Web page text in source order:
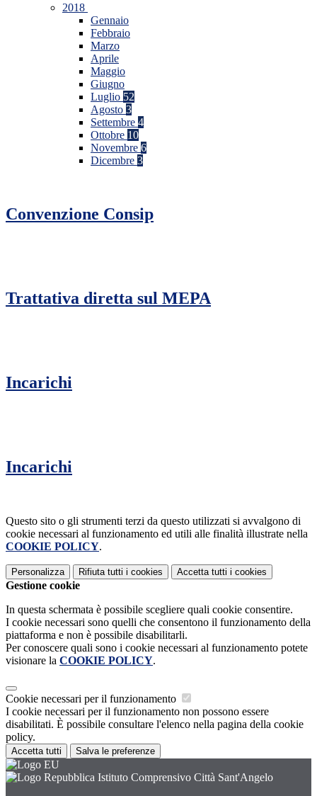
2018
Gennaio
Febbraio
Marzo
Aprile
Maggio
Giugno
Luglio 52
Agosto 3
Settembre 4
Ottobre 10
Novembre 6
Dicembre 3
Convenzione Consip
Trattativa diretta sul MEPA
Incarichi
Incarichi
Questo sito o gli strumenti terzi da questo utilizzati si avvalgono di
cookie necessari al funzionamento ed utili alle finalità illustrate nella
COOKIE POLICY.
Personalizza Rifiuta tutti i cookies Accetta tutti i cookies
Gestione cookie
In questa schermata è possibile scegliere quali cookie consentire.
I cookie necessari sono quelli che consentono il funzionamento della
piattaforma e non è possibile disabilitarli.
Per conoscere quali sono i cookie necessari al funzionamento potete
visionare la COOKIE POLICY.
Cookie necessari per il funzionamento
I cookie necessari per il funzionamento non possono essere
disabilitati. È possibile consultare l'elenco nella pagina della cookie
policy.
Accetta tutti Salva le preferenze
Istituto Comprensivo Città Sant'Angelo